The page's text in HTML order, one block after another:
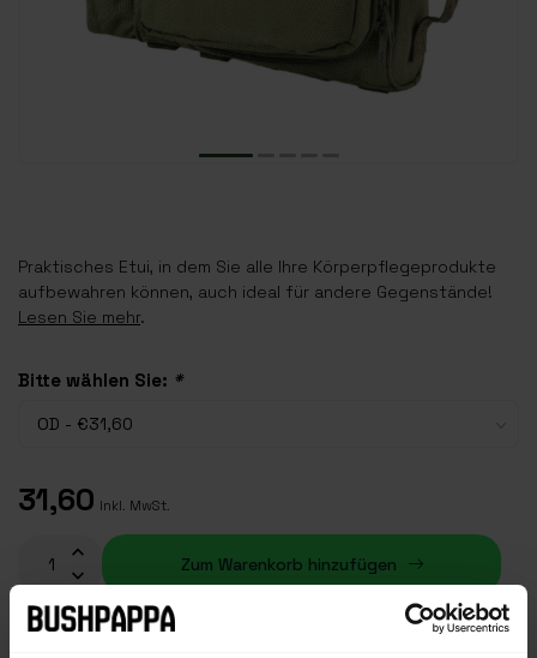
Praktisches Etui, in dem Sie alle Ihre Körperpflegeprodukte
aufbewahren können, auch ideal für andere Gegenstände!
Lesen Sie mehr.
Bitte wählen Sie: *
31,60 Inkl. MwSt.
Zum Warenkorb hinzufügen
Auf Lager (5)